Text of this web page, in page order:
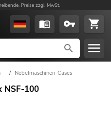
Preise zzgl. MwSt.
/ Nebelmaschinen-Cases
NSF-100